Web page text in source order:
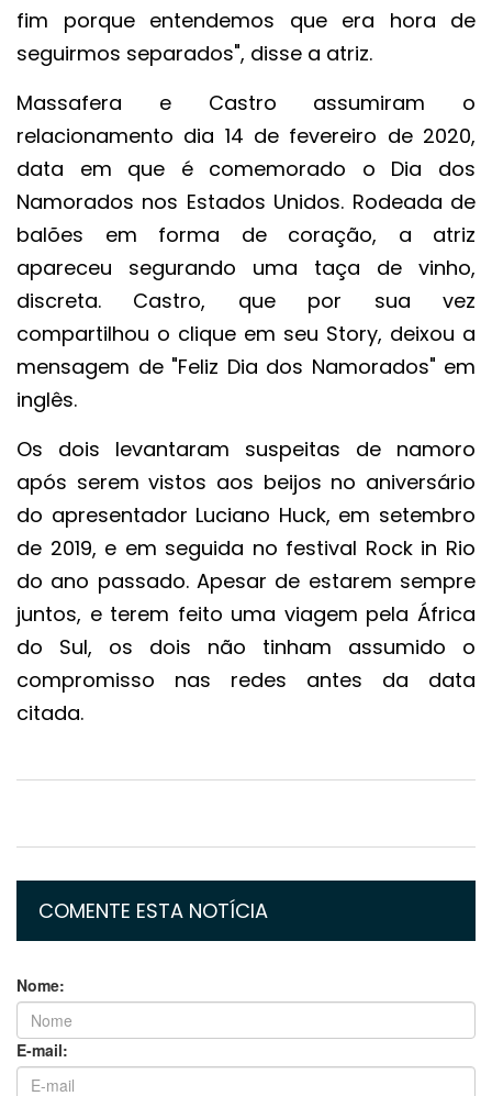
fim porque entendemos que era hora de
seguirmos separados", disse a atriz.
Massafera e Castro assumiram o
relacionamento dia 14 de fevereiro de 2020,
data em que é comemorado o Dia dos
Namorados nos Estados Unidos. Rodeada de
balões em forma de coração, a atriz
apareceu segurando uma taça de vinho,
discreta. Castro, que por sua vez
compartilhou o clique em seu Story, deixou a
mensagem de "Feliz Dia dos Namorados" em
inglês.
Os dois levantaram suspeitas de namoro
após serem vistos aos beijos no aniversário
do apresentador Luciano Huck, em setembro
de 2019, e em seguida no festival Rock in Rio
do ano passado. Apesar de estarem sempre
juntos, e terem feito uma viagem pela África
do Sul, os dois não tinham assumido o
compromisso nas redes antes da data
citada.
COMENTE ESTA NOTÍCIA
Nome:
E-mail: